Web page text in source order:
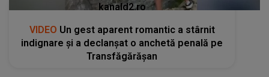
kanald2.ro
VIDEO Un gest aparent romantic a stârnit
indignare și a declanșat o anchetă penală pe
Transfăgărășan